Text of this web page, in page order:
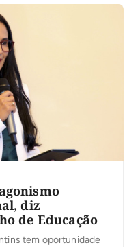
lideranças e
diz
de Educação
tem oportunidade